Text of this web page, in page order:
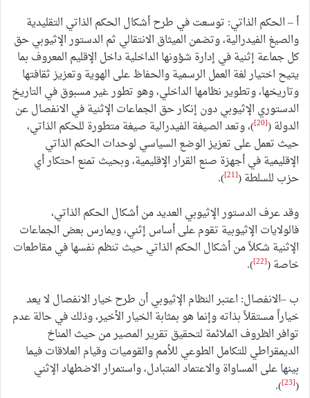
أ – الحكم الذاتي: توسعت في طرح أشكال الحكم الذاتي التقليدية
والصيغ الفيدرالية، وتضمن الميثاق الانتقالي ثم الدستور الإثيوبي حق
كل جماعة إثنية في إدارة شؤونها الداخلية داخل الإقليم المعروف بما
يتيح اختيار لغة العمل الرسمية والحفاظ على الهوية وتعزيز ثقافتها
وتاريخها، وتطوير نظامها الداخلي، وهو تطور غير مسبوق في التاريخ
الدستوري الإثيوبي دون إنكار حق الجماعات الإثنية في الانفصال عن
الدولة ([20]
)، وتعد الصيغة الفيدرالية صيغة متطورة للحكم الذاتي،
حيث تعمل على تعزيز الوضع السياسي لوحدات الحكم الذاتي
الإقليمية في أجهزة صنع القرار الإقليمية، وبحيث تمنع احتكار أي
حزب للسلطة ([21]
).
وقد عرف الدستور الإثيوبي العديد من أشكال الحكم الذاتي،
فالولايات الإثيوبية تقوم على أساس إثني، ويمارس بعض الجماعات
الإثنية شكلاً من أشكال الحكم الذاتي حيث تنظم نفسها في مقاطعات
خاصة ([22]
).
ب –الانفصال: اعتبر النظام الإثيوبي أن طرح خيار الانفصال لا يعد
خياراً مستقلاً بذاته وإنما هو بمثابة الخيار الأخير، وذلك في حالة عدم
توافر الظروف الملائمة لتحقيق تقرير المصير من حيث المناخ
الديمقراطي للتكامل الطوعي للأمم والقوميات وقيام العلاقات فيما
بينها على المساواة والاعتماد المتبادل، واستمرار الاضطهاد الإثني
(
[23]
).